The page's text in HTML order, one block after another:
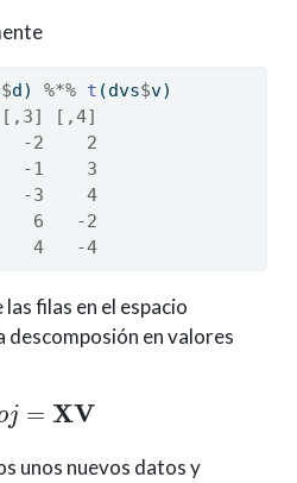
$d) %*% t (dvs$v)
[,4]
-2    2
-1    3
-3    4
6   -2
4   -4
filas en el espacio
en valores
ro j= XV
unos nuevos datos y